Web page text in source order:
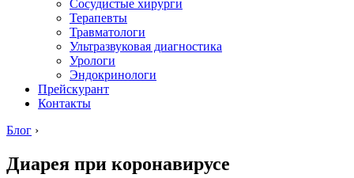
Сосудистые хирурги
Терапевты
Травматологи
Ультразвуковая диагностика
Урологи
Эндокринологи
Прейскурант
Контакты
Блог ›
Диарея при коронавирусе